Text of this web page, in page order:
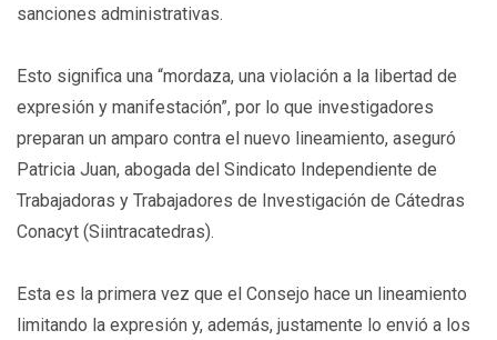
sanciones administrativas.
Esto significa una “mordaza, una violación a la libertad de
expresión y manifestación”, por lo que investigadores
preparan un amparo contra el nuevo lineamiento, aseguró
Patricia Juan, abogada del Sindicato Independiente de
Trabajadoras y Trabajadores de Investigación de Cátedras
Conacyt (Siintracatedras).
Esta es la primera vez que el Consejo hace un lineamiento
limitando la expresión y, además, justamente lo envió a los